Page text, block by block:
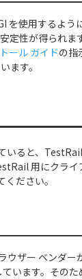
を使用するよう
定性が得られま
ール ガイドの指
ます。
いると、
用にクライ
ださい。
ウザー ベンダー
います。その